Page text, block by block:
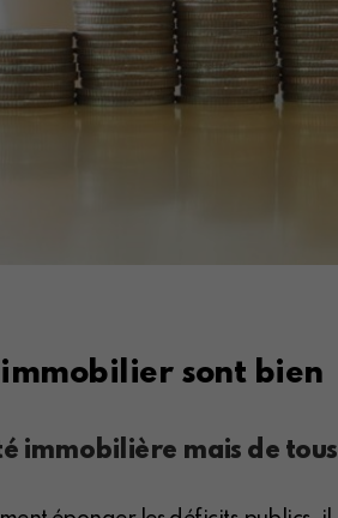
sont bien
immobilière mais de tous